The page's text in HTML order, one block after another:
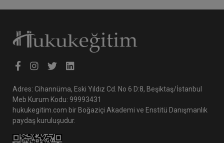
Adres: Cihannüma, Eski Yıldız Cd. No 6 D:8, Beşiktaş/İstanbul
Meb Kurum Kodu: 99993431
hukukegitim.com bir Boğaziçi Akademi ve Enstitü Danışmanlık
paydaş kuruluşudur.